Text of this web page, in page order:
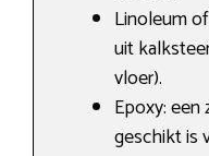
Linoleum
uit
vloer).
Epoxy:
geschikt is